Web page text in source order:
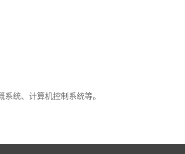
统、计算机控制系统等。